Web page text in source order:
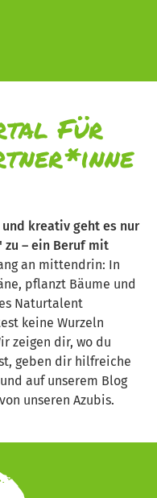
Für
kreativ geht es nur
– ein Beruf mit
an mittendrin: In
pflanzt Bäume und
Naturtalent
keine Wurzeln
zeigen dir, wo du
geben dir hilfreiche
auf unserem Blog
unseren Azubis.